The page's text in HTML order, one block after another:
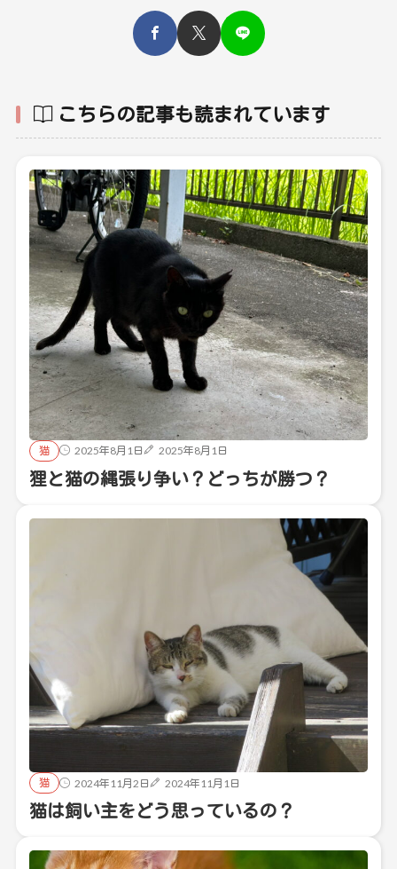
こちらの記事も読まれています
猫 2025年8月1日 2025年8月1日
狸と猫の縄張り争い？どっちが勝つ？
猫 2024年11月2日 2024年11月1日
猫は飼い主をどう思っているの？